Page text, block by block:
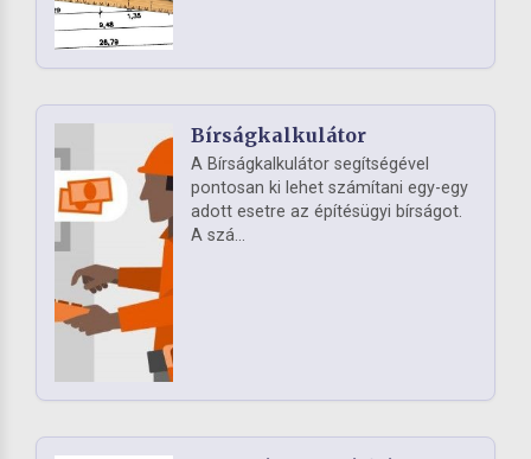
Bírságkalkulátor
A Bírságkalkulátor segítségével
pontosan ki lehet számítani egy-egy
adott esetre az építésügyi bírságot.
A szá...